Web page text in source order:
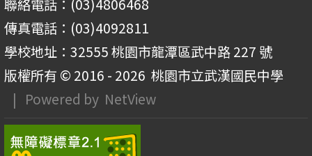
聯絡電話：(03)4806468
傳真電話：(03)4092811
學校地址：32555 桃園市龍潭區武中路 227 號
版權所有 © 2016 - 2026 桃園市立武漢國民中學
| Powered by NetView